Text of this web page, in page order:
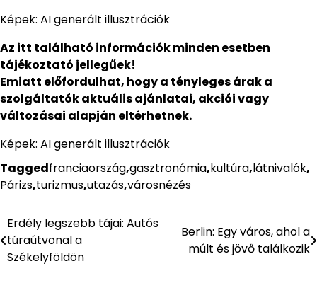
Képek: AI generált illusztrációk
Az itt található információk minden esetben
tájékoztató jellegűek!
Emiatt előfordulhat, hogy a tényleges árak a
szolgáltatók aktuális ajánlatai, akciói vagy
változásai alapján eltérhetnek.
Képek: AI generált illusztrációk
Taggedfranciaország,gasztronómia,kultúra,látnivalók,
Párizs,turizmus,utazás,városnézés
Bejegyzés
navigáció
Erdély legszebb tájai: Autós
túraútvonal a
Székelyföldön
Berlin: Egy város, ahol a
múlt és jövő találkozik